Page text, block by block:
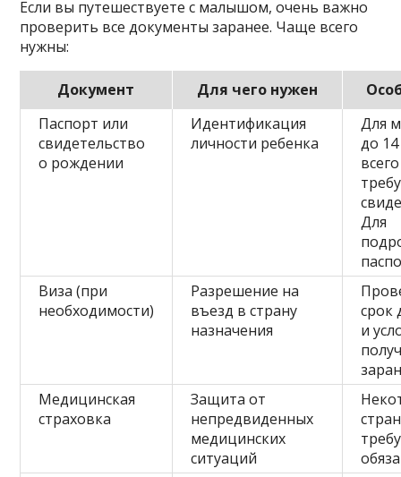
Если вы путешествуете с малышом, очень важно
проверить все документы заранее. Чаще всего
нужны:
Документ Для чего нужен
Паспорт или
свидетельство
о рождении
Идентификация
личности ребенка
Для
до
всего
Для
Виза (при
необходимости)
Разрешение на
въезд в страну
назначения
срок
и
Медицинская
страховка
Защита от
непредвиденных
медицинских
ситуаций